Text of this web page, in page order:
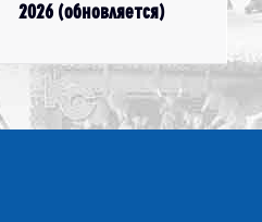
2026 (обновляется)